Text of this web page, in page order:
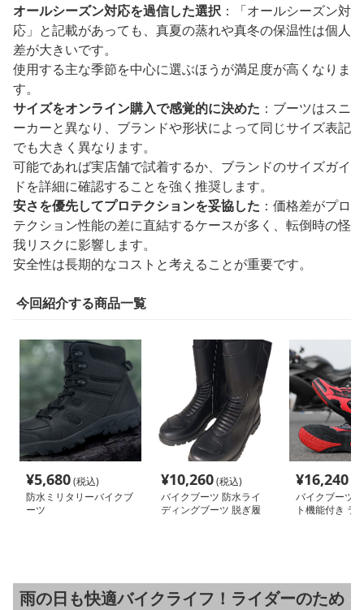
オールシーズン対応を過信した選択 ：「オールシーズン対
応」と記載があっても、真夏の蒸れや真冬の保温性は個人
差が大きいです。
使用する主な季節を中心に選ぶほうが満足度が高くなりま
す。
サイズをオンライン購入で感覚的に決めた ：ブーツはスニ
ーカーと異なり、ブランドや形状によって同じサイズ表記
でも大きく異なります。
可能であれば実店舗で試着するか、ブランドのサイズガイ
ドを詳細に確認することを強く推奨します。
安さを優先してプロテクションを妥協した ：価格差がプロ
テクション性能の差に直結するケースが多く、転倒時の怪
我リスクに影響します。
安全性は長期的なコストと考えることが重要です。
今回紹介する商品一覧
¥5,680(税込)
防水ミリタリーバイクブ
ーツ
¥10,260(税込)
バイクブーツ 防水ライ
ディングブーツ 脱ぎ履
¥16,240
バイクブーツ
ト機能付き ラ
雨の日も快適バイクライフ！ライダーのため